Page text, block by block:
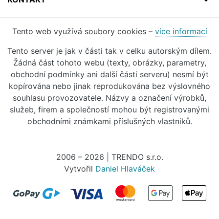
Tento web využívá soubory cookies – více informací
Tento server je jak v části tak v celku autorským dílem.
Žádná část tohoto webu (texty, obrázky, parametry,
obchodní podmínky ani další části serveru) nesmí být
kopírována nebo jinak reprodukována bez výslovného
souhlasu provozovatele. Názvy a označení výrobků,
služeb, firem a společností mohou být registrovanými
obchodními známkami příslušných vlastníků.
2006 – 2026 | TRENDO s.r.o.
Vytvořil Daniel Hlaváček